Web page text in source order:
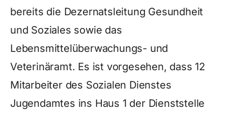
bereits die Dezernatsleitung Gesundheit
und Soziales sowie das
Lebensmittelüberwachungs- und
Veterinäramt. Es ist vorgesehen, dass 12
Mitarbeiter des Sozialen Dienstes
Jugendamtes ins Haus 1 der Dienststelle